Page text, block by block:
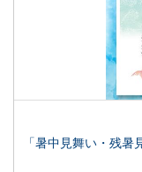
「暑中見舞い・残